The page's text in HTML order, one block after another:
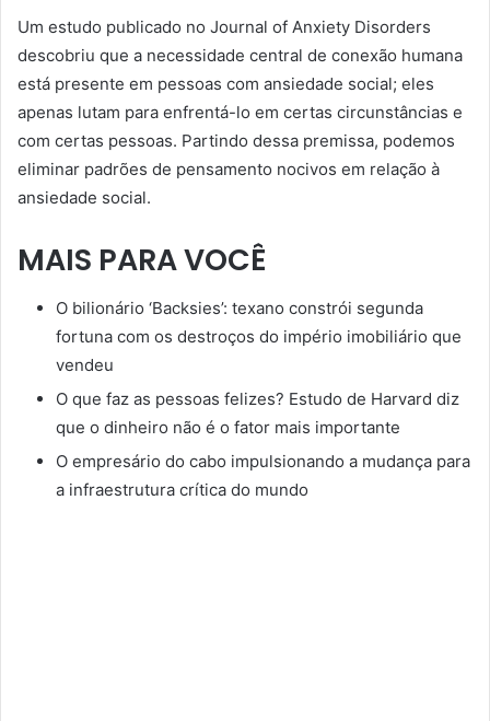
Um estudo publicado no Journal of Anxiety Disorders
descobriu que a necessidade central de conexão humana
está presente em pessoas com ansiedade social; eles
apenas lutam para enfrentá-lo em certas circunstâncias e
com certas pessoas. Partindo dessa premissa, podemos
eliminar padrões de pensamento nocivos em relação à
ansiedade social.
MAIS PARA VOCÊ
O bilionário ‘Backsies’: texano constrói segunda
fortuna com os destroços do império imobiliário que
vendeu
O que faz as pessoas felizes? Estudo de Harvard diz
que o dinheiro não é o fator mais importante
O empresário do cabo impulsionando a mudança para
a infraestrutura crítica do mundo